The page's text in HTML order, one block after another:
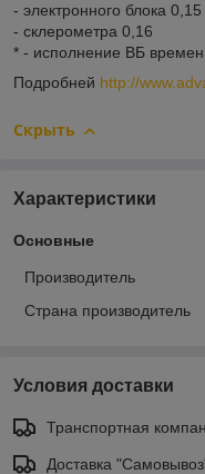
- электронного блока 0,15
- склерометра 0,16
* - исполнение ВБ
Подробней http://
Скрыть
Характеристики
Основные
Производитель
Страна производитель
Условия доставки
Транспортная
Доставка